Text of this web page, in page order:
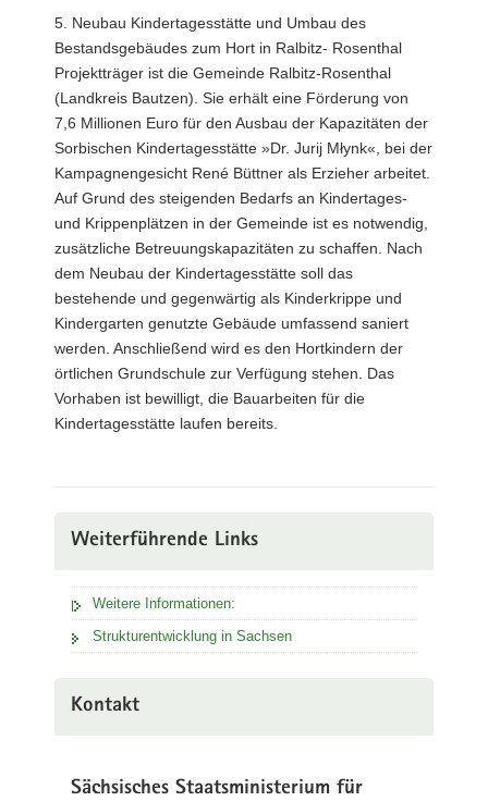
5. Neubau Kindertagesstätte und Umbau des
Bestandsgebäudes zum Hort in Ralbitz- Rosenthal
Projektträger ist die Gemeinde Ralbitz-Rosenthal
(Landkreis Bautzen). Sie erhält eine Förderung von
7,6 Millionen Euro für den Ausbau der Kapazitäten der
Sorbischen Kindertagesstätte »Dr. Jurij Młynk«, bei der
Kampagnengesicht René Büttner als Erzieher arbeitet.
Auf Grund des steigenden Bedarfs an Kindertages-
und Krippenplätzen in der Gemeinde ist es notwendig,
zusätzliche Betreuungskapazitäten zu schaffen. Nach
dem Neubau der Kindertagesstätte soll das
bestehende und gegenwärtig als Kinderkrippe und
Kindergarten genutzte Gebäude umfassend saniert
werden. Anschließend wird es den Hortkindern der
örtlichen Grundschule zur Verfügung stehen. Das
Vorhaben ist bewilligt, die Bauarbeiten für die
Kindertagesstätte laufen bereits.
Weiterführende Links
Weitere Informationen:
Strukturentwicklung in Sachsen
Kontakt
Sächsisches Staatsministerium für